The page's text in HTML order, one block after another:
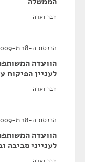
חבר ועדה
הכנסת ה-18 מ-17/11/2009 עד 18/11/2009
הוועדה
לעניין הפיקוח
חבר ועדה
הכנסת ה-18 מ-27/10/2009 עד 05/02/2013
הוועדה
לענייני סביבה